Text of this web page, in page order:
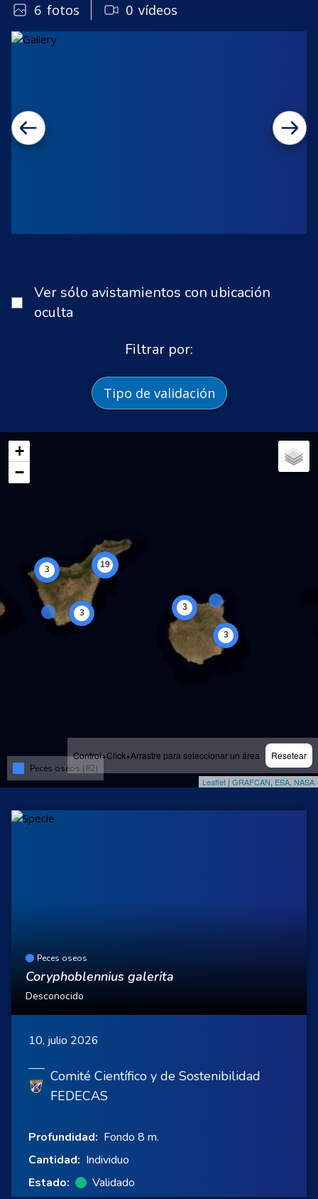
6 fotos 0 vídeos
Ver sólo avistamientos con ubicación
oculta
Filtrar por:
Tipo de validación
Control+Click+Arrastre para seleccionar un área Resetear
+
−
Peces oseos (82)
Leaflet | GRAFCAN ESA NASA
Peces oseos
Coryphoblennius galerita
Desconocido
10, julio 2026
Comité Científico y de Sostenibilidad
FEDECAS
Profundidad: Fondo 8 m.
Cantidad: Individuo
Estado:
Validado